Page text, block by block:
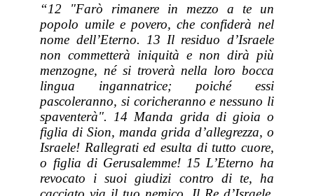
“12 "Farò rimanere in mezzo a te un
popolo umile e povero, che confiderà nel
nome dell’Eterno. 13 Il residuo d’Israele
non commetterà iniquità e non dirà più
menzogne, né si troverà nella loro bocca
lingua ingannatrice; poiché essi
pascoleranno, si coricheranno e nessuno li
spaventerà". 14 Manda grida di gioia o
figlia di Sion, manda grida d’allegrezza, o
Israele! Rallegrati ed esulta di tutto cuore,
o figlia di Gerusalemme! 15 L’Eterno ha
revocato i suoi giudizi contro di te, ha